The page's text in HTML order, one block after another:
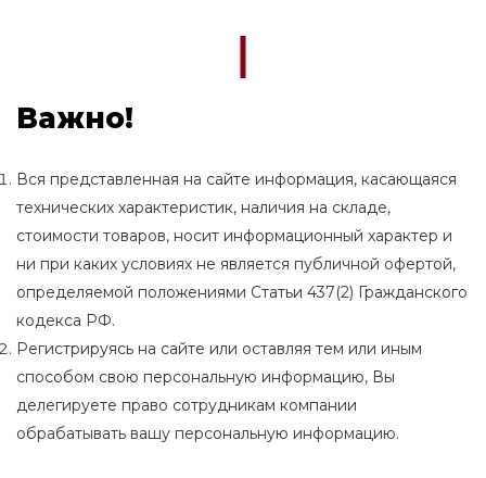
Важно!
Вся представленная на сайте информация, касающаяся
технических характеристик, наличия на складе,
стоимости товаров, носит информационный характер и
ни при каких условиях не является публичной офертой,
определяемой положениями Статьи 437(2) Гражданского
кодекса РФ.
Регистрируясь на сайте или оставляя тем или иным
способом свою персональную информацию, Вы
делегируете право сотрудникам компании
обрабатывать вашу персональную информацию.